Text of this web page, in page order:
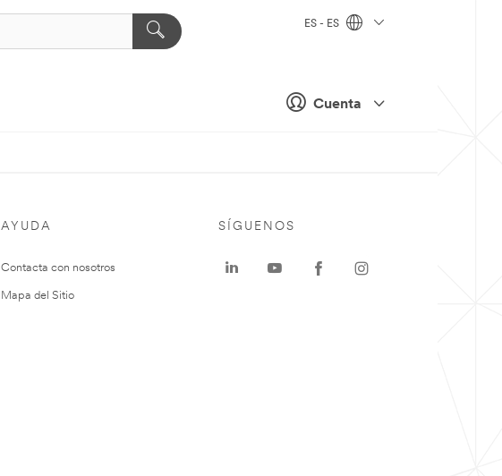
Cuenta
ES - ES
AYUDA
Contacta con nosotros
Mapa del Sitio
SÍGUENOS